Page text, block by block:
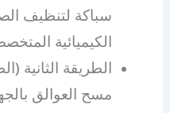
سباكة لتنظيف
الكيميائية
الطريقة الثانية
مسح العوالق